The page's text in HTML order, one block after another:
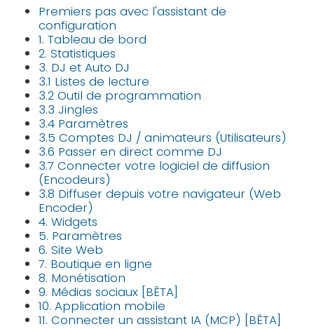
Premiers pas avec l'assistant de
configuration
1. Tableau de bord
2. Statistiques
3. DJ et Auto DJ
3.1 Listes de lecture
3.2 Outil de programmation
3.3 Jingles
3.4 Paramètres
3.5 Comptes DJ / animateurs (Utilisateurs)
3.6 Passer en direct comme DJ
3.7 Connecter votre logiciel de diffusion
(Encodeurs)
3.8 Diffuser depuis votre navigateur (Web
Encoder)
4. Widgets
5. Paramètres
6. Site Web
7. Boutique en ligne
8. Monétisation
9. Médias sociaux [BÊTA]
10. Application mobile
11. Connecter un assistant IA (MCP) [BÊTA]